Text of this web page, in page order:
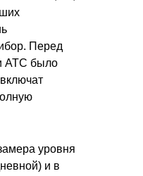
Перед
АТС было
уровня
и в